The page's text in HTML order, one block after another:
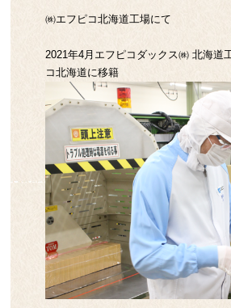
㈱エフピコ北海道工場にて
2021年4月エフピコダックス㈱ 北海道
コ北海道に移籍